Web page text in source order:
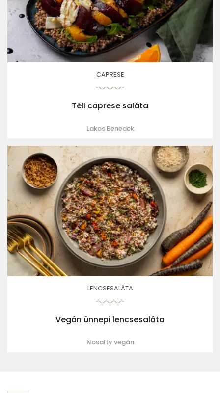
CAPRESE
Téli caprese saláta
Lakos Benedek
LENCSESALÁTA
Vegán ünnepi lencsesaláta
Nosalty vegán